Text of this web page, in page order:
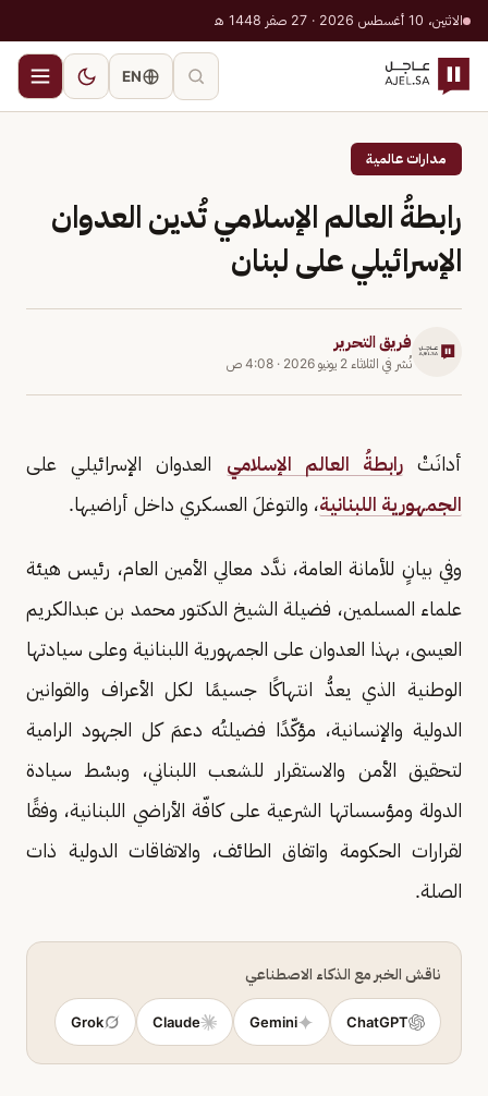
الاثنين، 10 أغسطس 2026 · 27 صفر 1448 هـ
EN
مدارات عالمية
رابطةُ العالم الإسلامي تُدين العدوان
الإسرائيلي على لبنان
فريق التحرير
نُشر في الثلاثاء 2 يونيو 2026 · 4:08 ص
أدانَتْرابطةُ العالم الإسلامي العدوان الإسرائيلي على
الجمهورية اللبنانية، والتوغلَ العسكري داخل أراضيها.
وفي بيانٍ للأمانة العامة، ندَّد معالي الأمين العام، رئيس هيئة
علماء المسلمين، فضيلة الشيخ الدكتور محمد بن عبدالكريم
العيسى، بهذا العدوان على الجمهورية اللبنانية وعلى سيادتها
الوطنية الذي يعدُّ انتهاكًا جسيمًا لكل الأعراف والقوانين
الدولية والإنسانية، مؤكّدًا فضيلتُه دعمَ كل الجهود الرامية
لتحقيق الأمن والاستقرار للشعب اللبناني، وبسْط سيادة
الدولة ومؤسساتها الشرعية على كافّة الأراضي اللبنانية، وفقًا
لقرارات الحكومة واتفاق الطائف، والاتفاقات الدولية ذات
الصلة.
ناقش الخبر مع الذكاء الاصطناعي
ChatGPT
Gemini
Claude
Grok